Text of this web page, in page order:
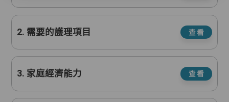
2. 需要的護理項目 查看
3. 家庭經濟能力 查看